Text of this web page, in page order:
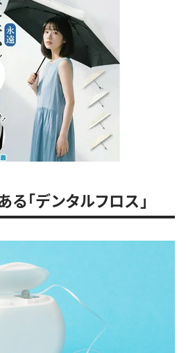
「デンタルフロス」